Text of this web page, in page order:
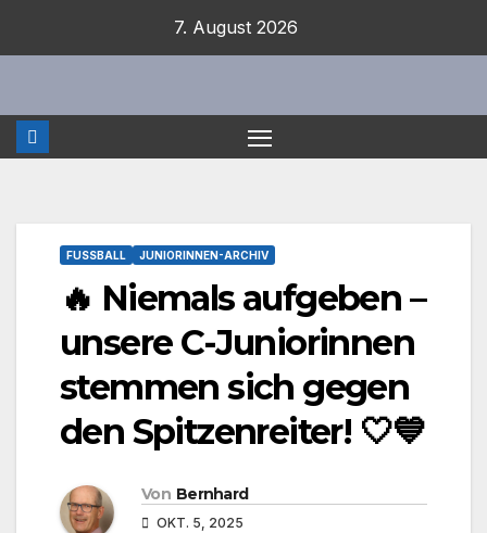
7. August 2026
FUSSBALL JUNIORINNEN-ARCHIV
🔥 Niemals aufgeben –
unsere C-Juniorinnen
stemmen sich gegen
den Spitzenreiter! 🤍💙
Von Bernhard
OKT. 5, 2025